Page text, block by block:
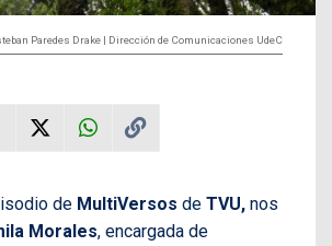
Paredes Drake | Dirección de Comunicaciones UdeC
de MultiVersos de TVU, nos
Morales, encargada de